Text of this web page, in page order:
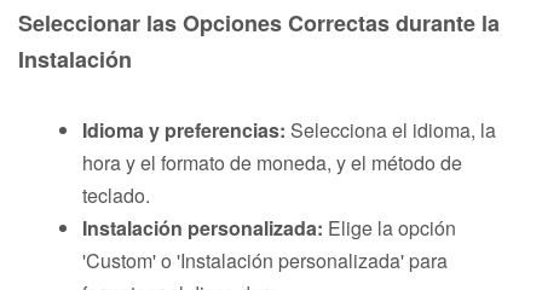
Seleccionar las Opciones Correctas durante la
Instalación
Idioma y preferencias: Selecciona el idioma, la
hora y el formato de moneda, y el método de
teclado.
Instalación personalizada: Elige la opción
'Custom' o 'Instalación personalizada' para